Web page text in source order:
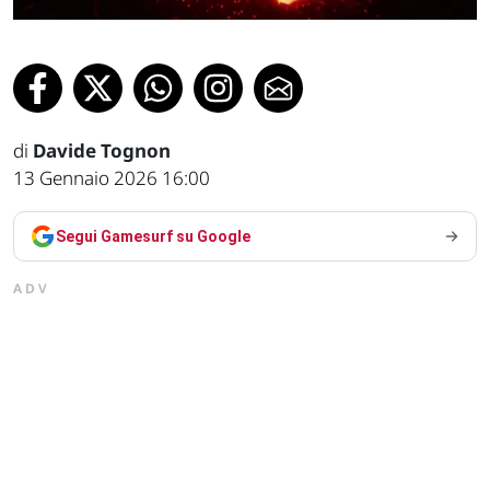
di Davide Tognon
13 Gennaio 2026 16:00
Segui Gamesurf su Google
ADV